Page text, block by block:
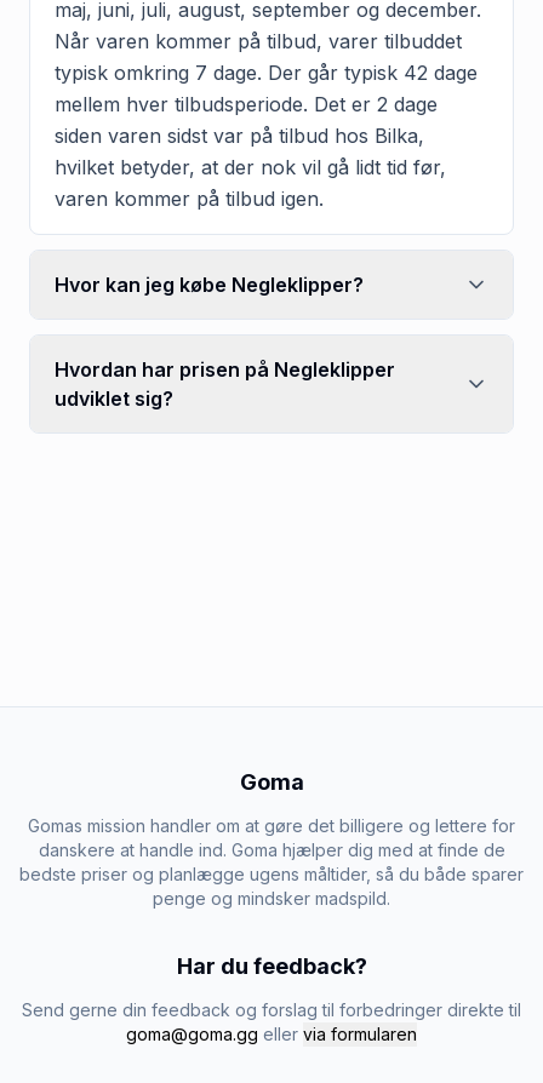
maj, juni, juli, august, september og december.
Når varen kommer på tilbud, varer tilbuddet
typisk omkring 7 dage. Der går typisk 42 dage
mellem hver tilbudsperiode. Det er 2 dage
siden varen sidst var på tilbud hos Bilka,
hvilket betyder, at der nok vil gå lidt tid før,
varen kommer på tilbud igen.
Hvor kan jeg købe Negleklipper?
Hvordan har prisen på Negleklipper
udviklet sig?
Goma
Gomas mission handler om at gøre det billigere og lettere for
danskere at handle ind. Goma hjælper dig med at finde de
bedste priser og planlægge ugens måltider, så du både sparer
penge og mindsker madspild.
Har du feedback?
Send gerne din feedback og forslag til forbedringer direkte til
goma@goma.gg eller via formularen